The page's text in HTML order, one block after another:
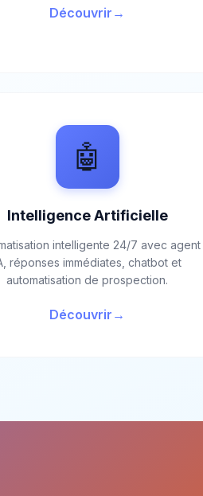
Découvrir
🤖
Intelligence Artificielle
intelligente 24/7 avec agent
réponses immédiates, chatbot et
automatisation de prospection.
Découvrir